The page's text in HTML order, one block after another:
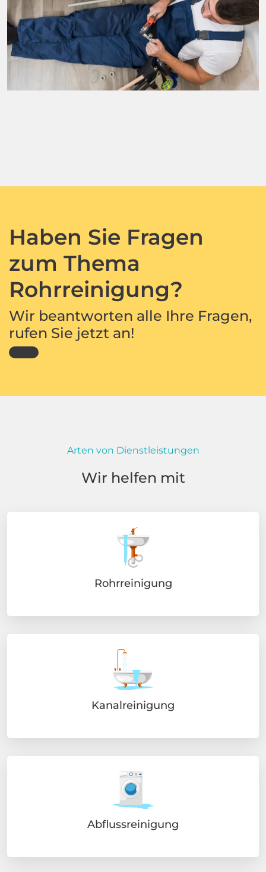
Haben Sie Fragen
zum Thema
Rohrreinigung?
Wir beantworten alle Ihre Fragen,
rufen Sie jetzt an!
Arten von Dienstleistungen
Wir helfen mit
Rohrreinigung
Kanalreinigung
Abflussreinigung